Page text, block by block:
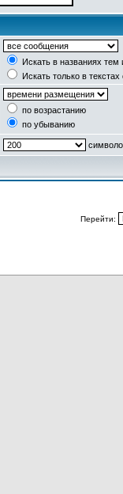
Искать в названиях тем
Искать только в
по возрастанию
по убыванию
Перейти: